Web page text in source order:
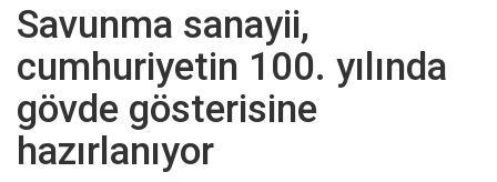
Savunma sanayii,
cumhuriyetin 100. yılında
gövde gösterisine
hazırlanıyor